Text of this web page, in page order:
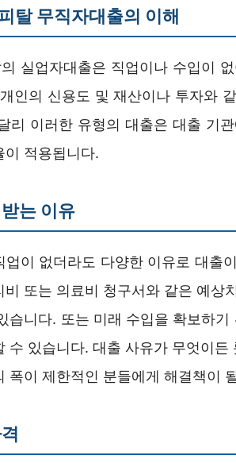
탈 무직자대출의 이해
실업자대출은 직업이나 수입이
인의 신용도 및 재산이나 투자와
리 이러한 유형의 대출은 대출 기
이 적용됩니다.
는 이유
업이 없더라도 다양한 이유로 대출
비 또는 의료비 청구서와 같은 예상
습니다. 또는 미래 수입을 확보하
수 있습니다. 대출 사유가 무엇이
폭이 제한적인 분들에게 해결책이